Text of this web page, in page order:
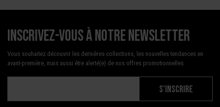
Inscrivez-vous à notre newsletter
Vous souhaitez découvrir les dernières collections, les nouvelles tendances en
avant-première, mais aussi être alerté(e) de nos offres promotionnelles
S'INSCRIRE